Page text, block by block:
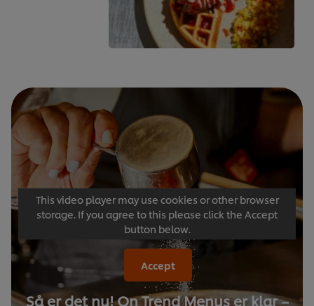
This video player may use cookies or other browser
storage. If you agree to this please click the Accept
button below.
Accept
Så er det nu! On Trend Menus er klar –